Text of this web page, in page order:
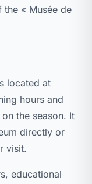
« Musée de
located at
hours and
the season. It
directly or
visit.
educational